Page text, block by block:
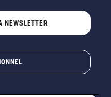
NEWSLETTER